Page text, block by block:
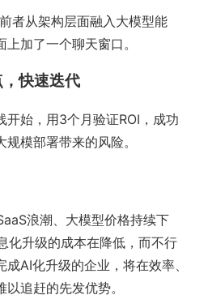
者从架构层面融入大模型能
加了一个聊天窗口。
快速迭代
开始，用3个月验证ROI，成功
模部署带来的风险。
浪潮、大模型价格持续下
升级的成本在降低，而不行
AI化升级的企业，将在效率、
追赶的先发优势。